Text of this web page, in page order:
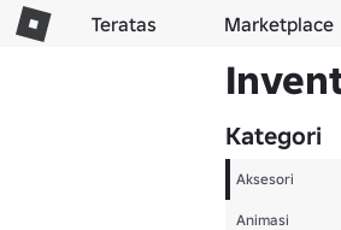
Teratas Marketplace
Kategori
Aksesori
Animasi